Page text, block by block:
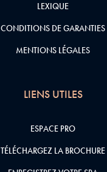
LEXIQUE
CONDITIONS DE GARANTIES
MENTIONS LÉGALES
LIENS UTILES
ESPACE PRO
TÉLÉCHARGEZ LA BROCHURE